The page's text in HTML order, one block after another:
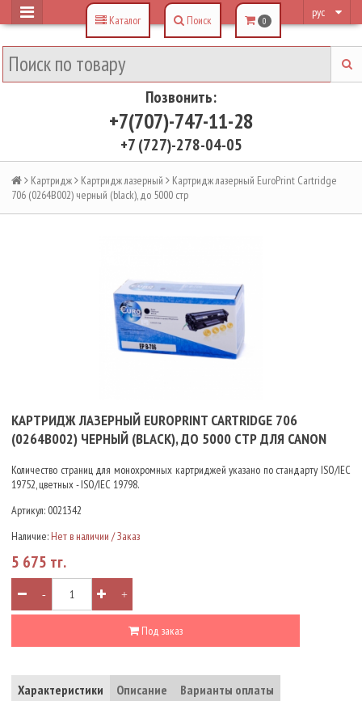
рус
Позвонить:
+7(707)-747-11-28
+7 (727)-278-04-05
Каталог Поиск 0
Картридж Картридж лазерный
Картридж лазерный EuroPrint Cartridge
706 (0264B002) черный (black), до 5000 стр
КАРТРИДЖ ЛАЗЕРНЫЙ EUROPRINT CARTRIDGE 706
(0264B002) ЧЕРНЫЙ (BLACK), ДО 5000 СТР ДЛЯ CANON
Количество страниц для монохромных картриджей указано по стандарту ISO/IEC
19752, цветных - ISO/IEC 19798.
Артикул: 0021342
Наличие: Нет в наличии / Заказ
5 675 тг.
- +
Под заказ
Характеристики Описание Варианты оплаты